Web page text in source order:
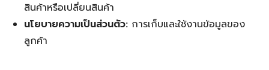
สินค้าหรือเปลี่ยนสินค้า
นโยบายความเป็นส่วนตัว: การเก็บและใช้งานข้อมูลของ
ลูกค้า